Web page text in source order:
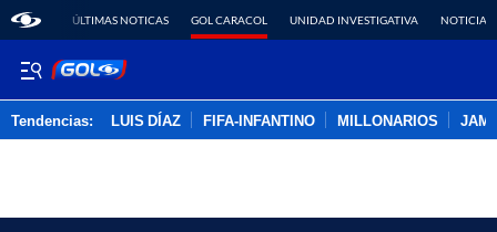
ÚLTIMAS NOTICAS GOL CARACOL UNIDAD INVESTIGATIVA NOTICIAS
Tendencias: LUIS DÍAZ FIFA-INFANTINO MILLONARIOS